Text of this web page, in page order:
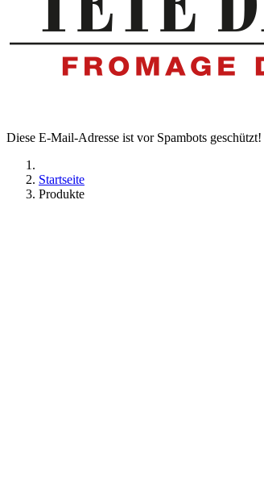
Diese E-Mail-Adresse ist vor Spambots
Startseite
Produkte